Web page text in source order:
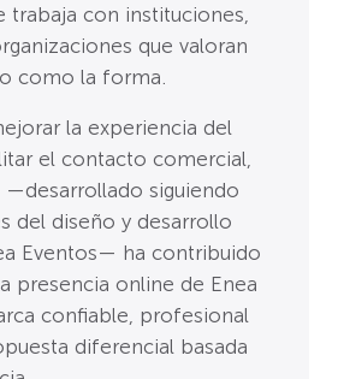
trabaja con instituciones,
que valoran
como la forma.
la experiencia del
el contacto comercial,
—desarrollado siguiendo
del diseño y desarrollo
Eventos— ha contribuido
presencia online de Enea
confiable, profesional
diferencial basada